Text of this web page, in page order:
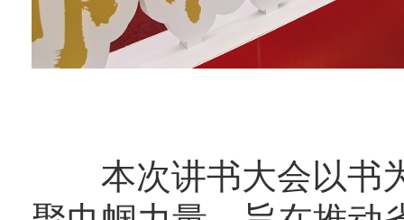
本次讲书大会以书为